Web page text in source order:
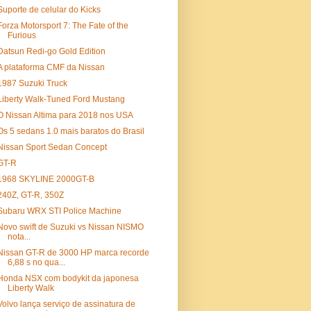
de celular do Kicks
Motorsport 7: The Fate of the
Furious
Redi-go Gold Edition
plataforma CMF da Nissan
Suzuki Truck
Walk-Tuned Ford Mustang
Nissan Altima para 2018 nos USA
5 sedans 1.0 mais baratos do Brasil
Sport Sedan Concept
R
SKYLINE 2000GT-B
GT-R, 350Z
WRX STI Police Machine
swift de Suzuki vs Nissan NISMO
nota...
GT-R de 3000 HP marca recorde
6,88 s no qua...
NSX com bodykit da japonesa
Liberty Walk
lança serviço de assinatura de